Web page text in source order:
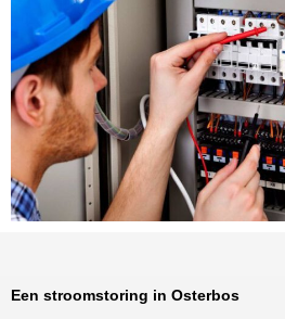
Een stroomstoring in Osterbos